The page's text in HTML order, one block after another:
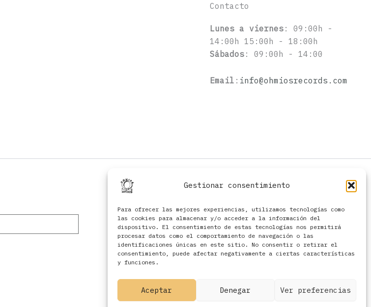
Gestionar consentimiento
Para ofrecer las mejores experiencias, utilizamos tecnologías como
las cookies para almacenar y/o acceder a la información del
dispositivo. El consentimiento de estas tecnologías nos permitirá
procesar datos como el comportamiento de navegación o las
identificaciones únicas en este sitio. No consentir o retirar el
consentimiento, puede afectar negativamente a ciertas características
y funciones.
Aceptar Denegar Ver preferencias
Contacto
Lunes a viernes: 09:00h -
14:00h 15:00h - 18:00h
Sábados: 09:00h - 14:00
Email : info@ohmiosrecords.com